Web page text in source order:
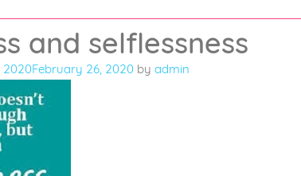
and selflessness
2020February 26, 2020 by admin